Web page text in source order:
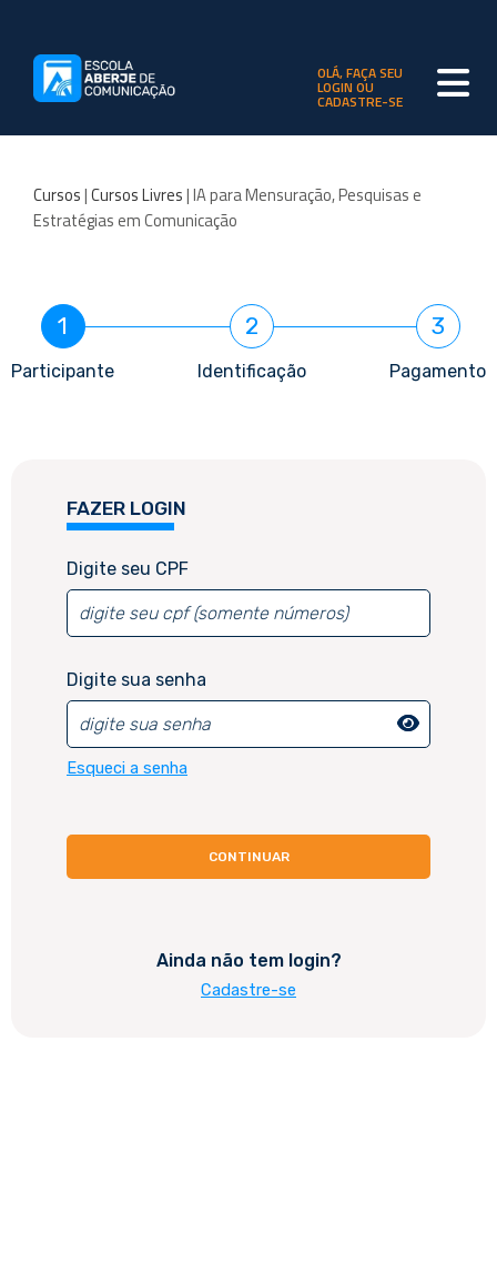
OLÁ, FAÇA SEU
LOGIN OU
CADASTRE-SE
Cursos|Cursos Livres| IA para Mensuração, Pesquisas e
Estratégias em Comunicação
1
Participante
2
Identificação
3
Pagamento
CADASTRE-SE
Digite seu CPF
FAZER LOGIN
Digite seu CPF
Digite sua senha
Esqueci a senha
Ainda não tem login?
Cadastre-se